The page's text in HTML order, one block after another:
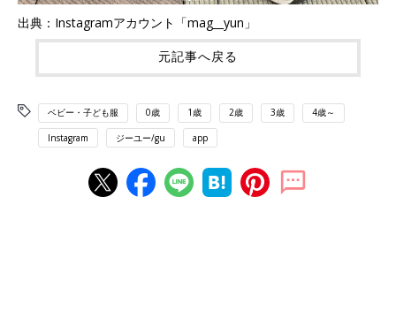
出典：Instagramアカウント「mag__yun」
元記事へ戻る
ベビー・子ども服 0歳 1歳 2歳 3歳 4歳～
Instagram ジーユー/gu app